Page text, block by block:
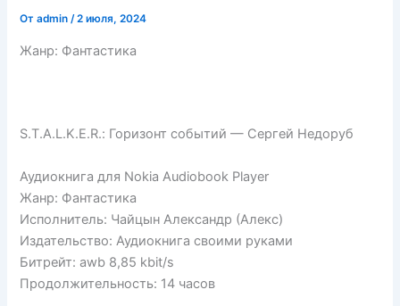
Отadmin/2 июля, 2024
Жанр: Фантастика
S.T.A.L.K.E.R.: Горизонт событий — Сергей Недоруб
Аудиокнига для Nokia Audiobook Player
Жанр: Фантастика
Исполнитель: Чайцын Александр (Алекс)
Издательство: Аудиокнига своими руками
Битрейт: awb 8,85 kbit/s
Продолжительность: 14 часов